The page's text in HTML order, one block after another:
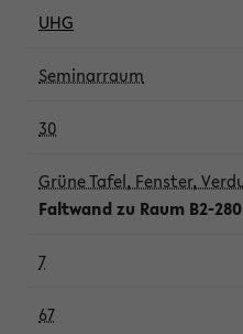
UHG
Seminarraum
30
Grüne Tafel, Fenster,
Faltwand zu Raum B2-280
7
67